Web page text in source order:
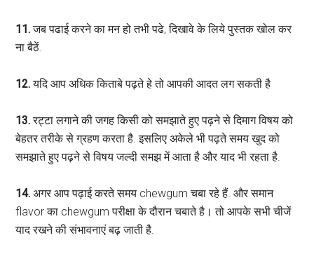
11.जब पढाई करने का मन हो तभी पढे, दिखावे के लिये पुस्तक खोल कर
ना बैठें.
12.यदि आप अधिक किताबे पढ़ते हे तो आपकी आदत लग सकती है
13.रट्टा लगाने की जगह किसी को समझाते हुए पढ़ने से दिमाग विषय को
बेहतर तरीके से ग्रहण करता है. इसलिए अकेले भी पढ़ते समय खुद को
समझाते हुए पढ़ने से विषय जल्दी समझ में आता है और याद भी रहता है.
14.अगर आप पढ़ाई करते समय chewgum चबा रहे हैं. और समान
flavor का chewgum परीक्षा के दौरान चबाते है। तो आपके सभी चीजें
याद रखने की संभावनाएं बढ़ जाती है.